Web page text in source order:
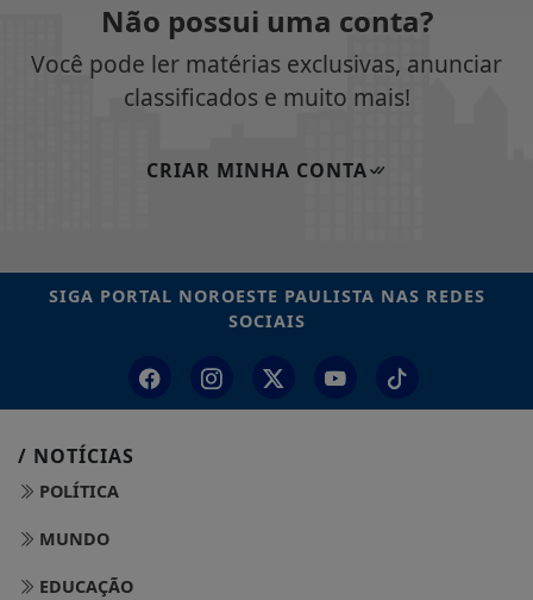
Não possui uma conta?
Você pode ler matérias exclusivas, anunciar
classificados e muito mais!
CRIAR MINHA CONTA
SIGA PORTAL NOROESTE PAULISTA NAS REDES
SOCIAIS
/ NOTÍCIAS
POLÍTICA
MUNDO
EDUCAÇÃO